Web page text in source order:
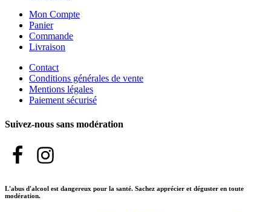
Mon Compte
Panier
Commande
Livraison
Contact
Conditions générales de vente
Mentions légales
Paiement sécurisé
Suivez-nous sans modération
L'abus d'alcool est dangereux pour la santé. Sachez apprécier et déguster en toute
modération.